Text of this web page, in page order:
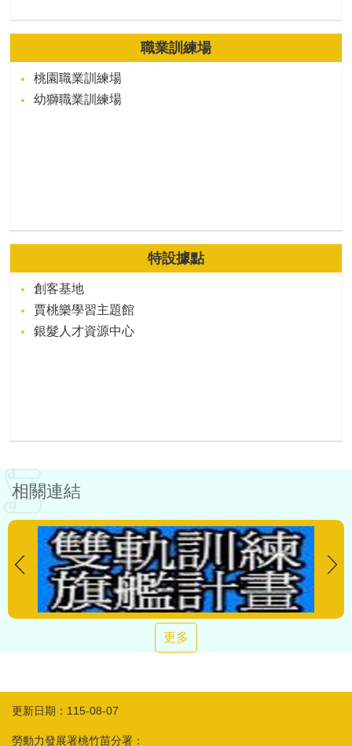
職業訓練場
桃園職業訓練場
幼獅職業訓練場
特設據點
創客基地
賈桃樂學習主題館
銀髮人才資源中心
相關連結
更多
更新日期：115-08-07
勞動力發展署桃竹苗分署：